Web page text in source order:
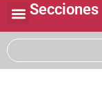
Secciones